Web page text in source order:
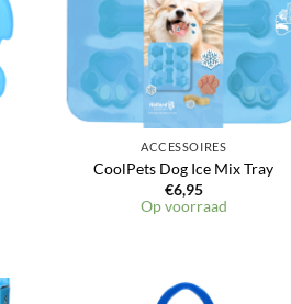
ACCESSOIRES
CoolPets Dog Ice Mix Tray
€6,95
Op voorraad